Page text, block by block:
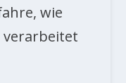
wie
verarbeitet